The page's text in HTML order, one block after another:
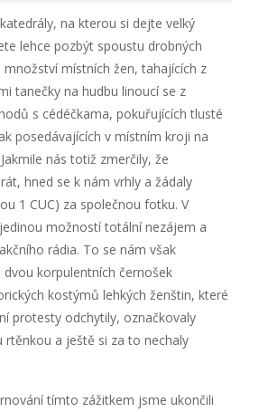
na kterou si dejte velký
lehce pozbýt spoustu drobných
množství místních žen, tahajících z
tanečky na hudbu linoucí se z
s cédéčkama, pokuřujících tlusté
posedávajících v místním kroji na
nás totiž zmerčily, že
hned se k nám vrhly a žádaly
1 CUC) za společnou fotku. V
možností totální nezájem a
rádia. To se nám však
korpulentních černošek
kostýmů lehkých ženštin, které
protesty odchytily, označkovaly
a ještě si za to nechaly
tímto zážitkem jsme ukončili